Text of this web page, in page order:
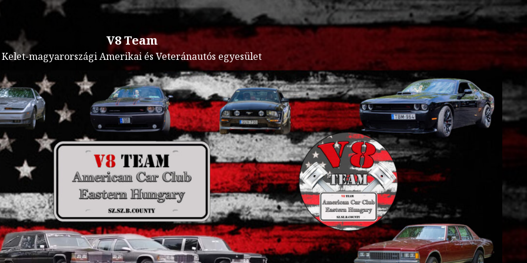
V8 Team
Kelet-magyarországi Amerikai és Veteránautós egyesület